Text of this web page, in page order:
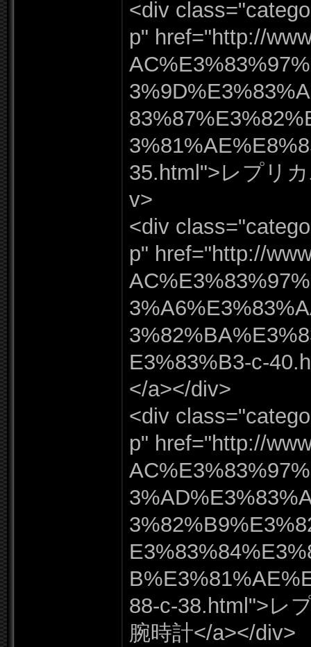
<div class="
p" href="http://
AC%E3%83%97%
3%9D%E3%83%
83%87%E3%82%
3%81%AE%E8%
35. html">レプリ
v>
<div class="
p" href="http://
AC%E3%83%97%
3%A6%E3%83%
3%82%BA%E3%
E3%83%B3-c-40.
</a></div>
<div class="
p" href="http://
AC%E3%83%97%
3%AD%E3%83%
3%82%B9%E3%
E3%83%84%E3%
B%E3%81%AE%
88-c-38. html">レ
腕時計</a></div>